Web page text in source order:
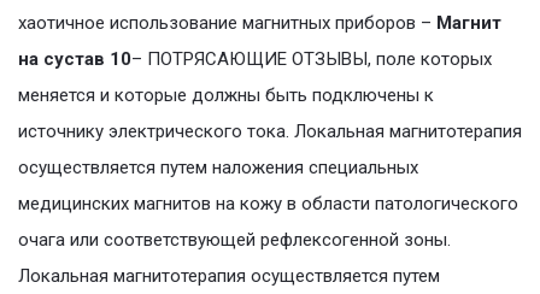
хаотичное использование магнитных приборов – Магнит
на сустав 10– ПОТРЯСАЮЩИЕ ОТЗЫВЫ, поле которых
меняется и которые должны быть подключены к
источнику электрического тока. Локальная магнитотерапия
осуществляется путем наложения специальных
медицинских магнитов на кожу в области патологического
очага или соответствующей рефлексогенной зоны.
Локальная магнитотерапия осуществляется путем